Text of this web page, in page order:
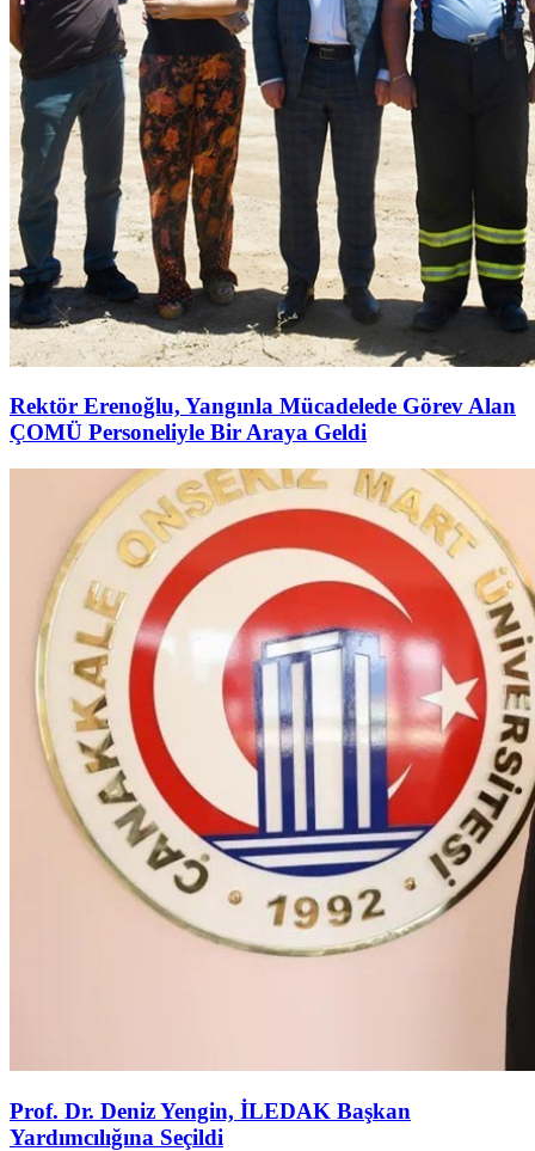
Rektör Erenoğlu, Yangınla Mücadelede Görev Alan
ÇOMÜ Personeliyle Bir Araya Geldi
Prof. Dr. Deniz Yengin, İLEDAK Başkan
Yardımcılığına Seçildi